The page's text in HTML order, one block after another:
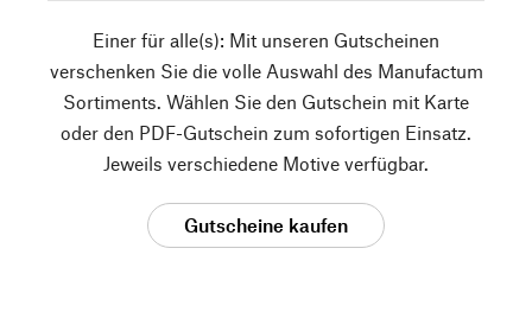
Einer für alle(s): Mit unseren Gutscheinen
verschenken Sie die volle Auswahl des Manufactum
Sortiments. Wählen Sie den Gutschein mit Karte
oder den PDF-Gutschein zum sofortigen Einsatz.
Jeweils verschiedene Motive verfügbar.
Gutscheine kaufen